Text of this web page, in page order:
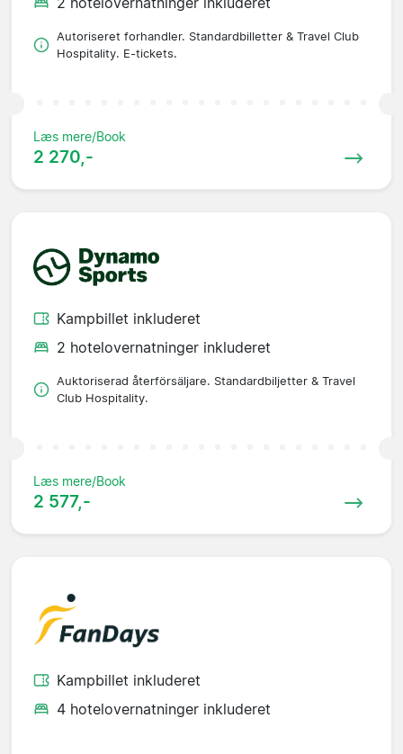
Autoriseret forhandler. Standardbilletter & Travel Club
Hospitality. E-tickets.
Læs mere/Book
2 270,-
Kampbillet inkluderet
2 hotelovernatninger inkluderet
Auktoriserad återförsäljare. Standardbiljetter & Travel
Club Hospitality.
Læs mere/Book
2 577,-
Kampbillet inkluderet
4 hotelovernatninger inkluderet